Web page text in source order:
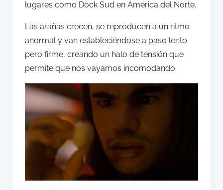
lugares como Dock Sud en América del Norte.
Las arañas crecen, se reproducen a un ritmo
anormal y van estableciéndose a paso lento
pero firme, creando un halo de tensión que
permite que nos vayamos incomodando.